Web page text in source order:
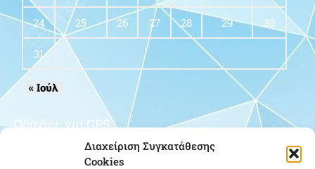
Διαχείριση Συγκατάθεσης
Cookies
24 25 26 27 28 29 30
31
« Ιούλ
Οδηγίες για GPS